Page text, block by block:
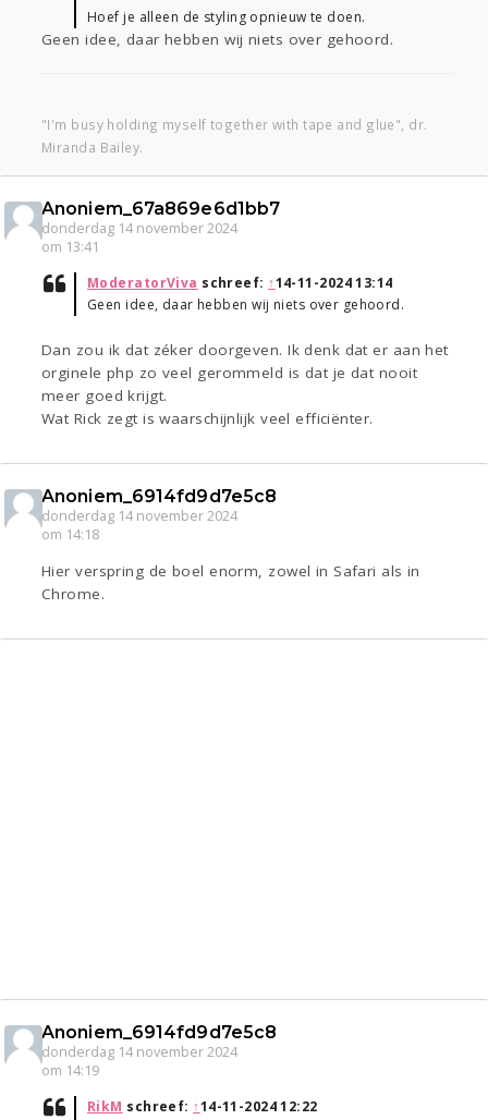
Hoef je alleen de styling opnieuw te doen.
Geen idee, daar hebben wij niets over gehoord.
"I'm busy holding myself together with tape and glue", dr.
Miranda Bailey.
Anoniem_67a869e6d1bb7
donderdag 14 november 2024
om 13:41
ModeratorViva schreef: ↑14-11-2024 13:14
Geen idee, daar hebben wij niets over gehoord.
Dan zou ik dat zéker doorgeven. Ik denk dat er aan het
orginele php zo veel gerommeld is dat je dat nooit
meer goed krijgt.
Wat Rick zegt is waarschijnlijk veel efficiënter.
Anoniem_6914fd9d7e5c8
donderdag 14 november 2024
om 14:18
Hier verspring de boel enorm, zowel in Safari als in
Chrome.
Anoniem_6914fd9d7e5c8
donderdag 14 november 2024
om 14:19
RikM schreef: ↑14-11-2024 12:22